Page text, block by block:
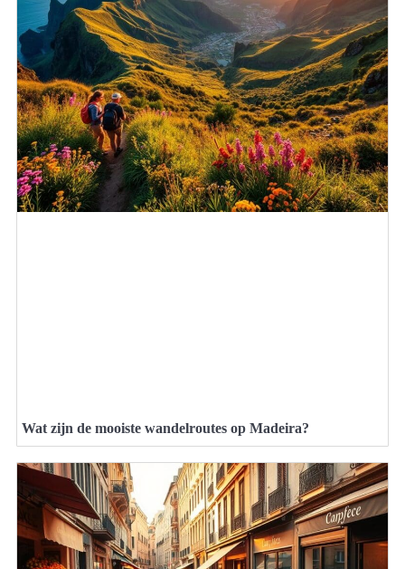
Wat zijn de mooiste wandelroutes op Madeira?